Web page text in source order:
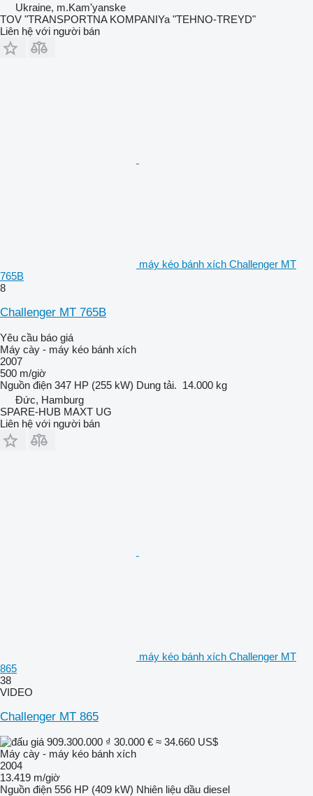
Ukraine, m.Kam'yanske
TOV "TRANSPORTNA KOMPANIYa "TEHNO-TREYD"
Liên hệ với người bán
máy kéo bánh xích Challenger MT
765B
8
Challenger MT 765B
Yêu cầu báo giá
Máy cày - máy kéo bánh xích
2007
500 m/giờ
Nguồn điện 347 HP (255 kW) Dung tải. 14.000 kg
Đức, Hamburg
SPARE-HUB MAXT UG
Liên hệ với người bán
máy kéo bánh xích Challenger MT
865
38
VIDEO
Challenger MT 865
909.300.000 ₫ 30.000 € ≈ 34.660 US$
Máy cày - máy kéo bánh xích
2004
13.419 m/giờ
Nguồn điện 556 HP (409 kW) Nhiên liệu dầu diesel